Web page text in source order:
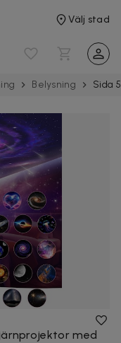
Välj stad
Belysning Sida 5
med